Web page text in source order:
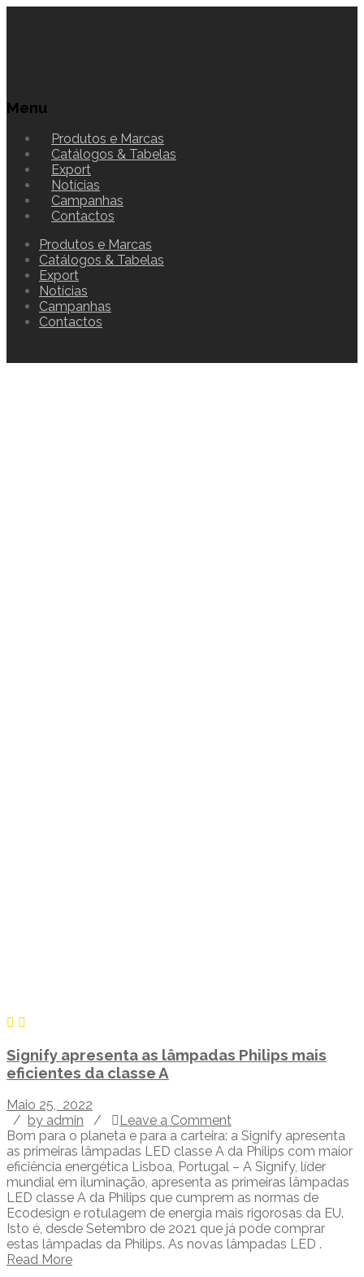
Menu
Produtos e Marcas
Catálogos & Tabelas
Export
Notícias
Campanhas
Contactos
Produtos e Marcas
Catálogos & Tabelas
Export
Notícias
Campanhas
Contactos
Signify apresenta as lâmpadas Philips mais
eficientes da classe A
Maio 25, 2022
/ by admin /
Leave a Comment
Bom para o planeta e para a carteira: a Signify apresenta
as primeiras lâmpadas LED classe A da Philips com maior
eficiência energética Lisboa, Portugal – A Signify, líder
mundial em iluminação, apresenta as primeiras lâmpadas
LED classe A da Philips que cumprem as normas de
Ecodesign e rotulagem de energia mais rigorosas da EU.
Isto é, desde Setembro de 2021 que já pode comprar
estas lâmpadas da Philips. As novas lâmpadas LED .
Read More